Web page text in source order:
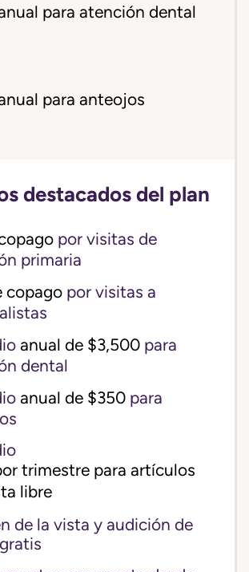
para atención dental
para anteojos
destacados del plan
por visitas de
primaria
copago por visitas a
anual de $3,500 para
dental
anual de $350 para
trimestre para artículos
libre
de la vista y audición de